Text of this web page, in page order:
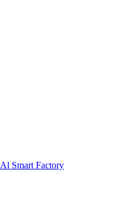
Al Smart Factory